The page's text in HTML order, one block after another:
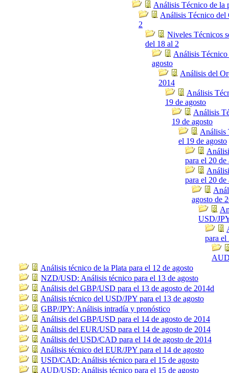
Análisis Técnico de la
Análisis Técnico del
2
Niveles Técnicos
del 18 al 2
Análisis
agosto
Análisis del
2014
Análisis
19 de agosto
Análisis
19 de agosto
Análisis
el 19 de agosto
para el 20 de
para el 20 de
agosto de
USD/
para el
Análisis técnico de la Plata para el 12 de agosto
NZD/USD: Análisis técnico para el 13 de agosto
Análisis del GBP/USD para el 13 de agosto de 2014d
Análisis técnico del USD/JPY para el 13 de agosto
GBP/JPY: Análisis intradía y pronóstico
Análisis del GBP/USD para el 14 de agosto de 2014
Análisis del EUR/USD para el 14 de agosto de 2014
Análisis del USD/CAD para el 14 de agosto de 2014
Análisis técnico del EUR/JPY para el 14 de agosto
USD/CAD: Análisis técnico para el 15 de agosto
AUD/USD: Análisis técnico para el 15 de agosto